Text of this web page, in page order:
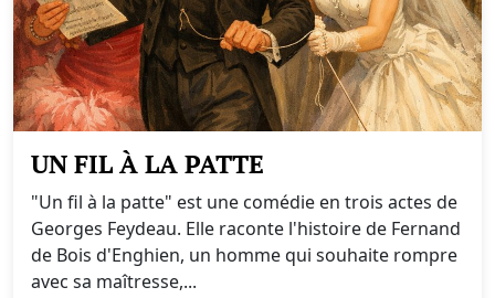
UN FIL À LA PATTE
"Un fil à la patte" est une comédie en trois actes de
Georges Feydeau. Elle raconte l'histoire de Fernand
de Bois d'Enghien, un homme qui souhaite rompre
avec sa maîtresse,...